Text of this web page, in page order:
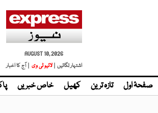
AUGUST 10, 2026
اشتہار لگائیں | لائیو ٹی وی | آج کا اخبار
صفحۂ اول تازہ ترین کھیل خاص خبریں